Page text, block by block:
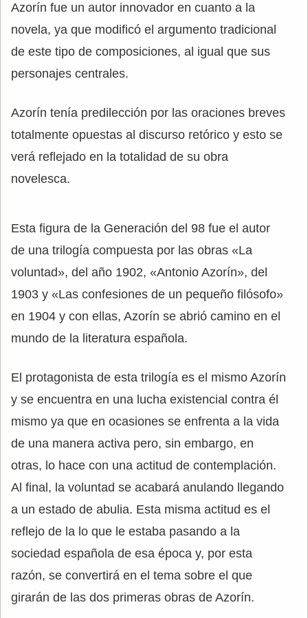
Azorín fue un autor innovador en cuanto a la
novela, ya que modificó el argumento tradicional
de este tipo de composiciones, al igual que sus
personajes centrales.
Azorín tenía predilección por las oraciones breves
totalmente opuestas al discurso retórico y esto se
verá reflejado en la totalidad de su obra
novelesca.
Esta figura de la Generación del 98 fue el autor
de una trilogía compuesta por las obras «La
voluntad», del año 1902, «Antonio Azorín», del
1903 y «Las confesiones de un pequeño filósofo»
en 1904 y con ellas, Azorín se abrió camino en el
mundo de la literatura española.
El protagonista de esta trilogía es el mismo Azorín
y se encuentra en una lucha existencial contra él
mismo ya que en ocasiones se enfrenta a la vida
de una manera activa pero, sin embargo, en
otras, lo hace con una actitud de contemplación.
Al final, la voluntad se acabará anulando llegando
a un estado de abulia. Esta misma actitud es el
reflejo de la lo que le estaba pasando a la
sociedad española de esa época y, por esta
razón, se convertirá en el tema sobre el que
girarán de las dos primeras obras de Azorín.